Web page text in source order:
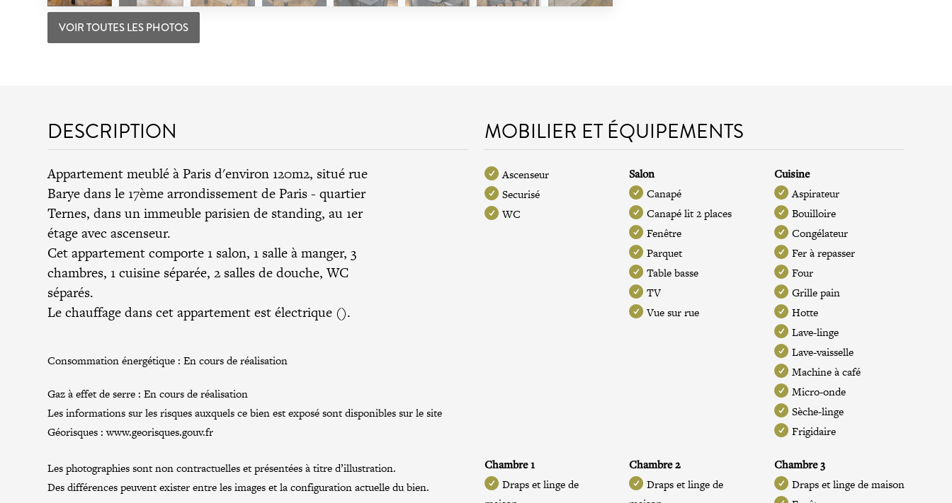
VOIR TOUTES LES PHOTOS
DESCRIPTION
Appartement meublé à Paris d'environ 120m2, situé rue
Barye dans le 17ème arrondissement de Paris- quartier
Ternes, dans un immeuble parisien de standing, au 1er
étage avec ascenseur.
Cet appartement comporte 1 salon, 1 salle à manger, 3
chambres, 1 cuisine séparée, 2 salles de douche, WC
séparés.
Le chauffage dans cet appartement est électrique ().
Consommation énergétique :En cours de réalisation
Gaz à effet de serre :En cours de réalisation
Les informations sur les risques auxquels ce bien est exposé sont disponibles sur le site
Géorisques :www.georisques.gouv.fr
Les photographies sont non contractuelles et présentées à titre d’illustration.
Des différences peuvent exister entre les images et la configuration actuelle du bien.
MOBILIER ET ÉQUIPEMENTS
Ascenseur
Securisé
WC
Salon
Canapé
Canapé lit 2 places
Fenêtre
Parquet
Table basse
TV
Vue sur rue
Cuisine
Aspirateur
Bouilloire
Congélateur
Fer à repasser
Four
Grille pain
Hotte
Lave-linge
Lave-vaisselle
Machine à café
Micro-onde
Sèche-linge
Frigidaire
Chambre 1
Draps et linge de
Chambre 2
Draps et linge de
Chambre 3
Draps et linge de maison